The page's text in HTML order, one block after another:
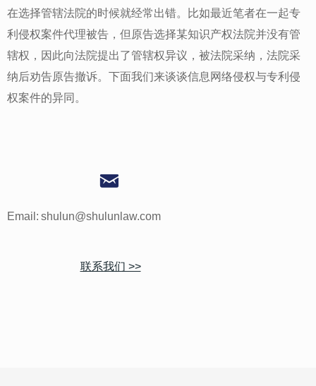
在选择管辖法院的时候就经常出错。比如最近笔者在一起专
利侵权案件代理被告，但原告选择某知识产权法院并没有管
辖权，因此向法院提出了管辖权异议，被法院采纳，法院采
纳后劝告原告撤诉。下面我们来谈谈信息网络侵权与专利侵
权案件的异同。
낂
Email: shulun@shulunlaw.com
联系我们 >>